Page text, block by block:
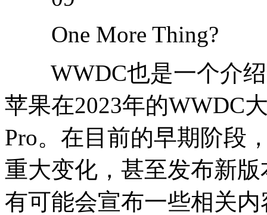
One More Thing?
WWDC也是一个介绍
苹果在2023年的WWDC
Pro。在目前的早期阶段
重大变化，甚至发布新
有可能会宣布一些相关内